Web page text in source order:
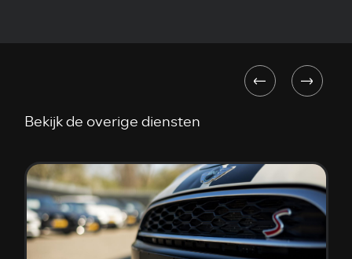
Bekijk de overige diensten